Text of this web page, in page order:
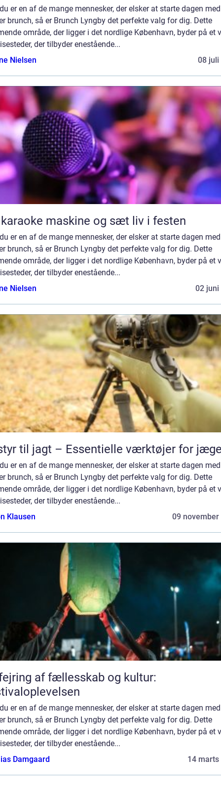
er en af de mange mennesker, der elsker at starte dagen
brunch, så er Brunch Lyngby det perfekte valg for dig. Dette
område, der ligger i det nordlige København, byder på et
der tilbyder enestående...
Nielsen
08 juli
maskine og sæt liv i festen
er en af de mange mennesker, der elsker at starte dagen
brunch, så er Brunch Lyngby det perfekte valg for dig. Dette
område, der ligger i det nordlige København, byder på et
der tilbyder enestående...
Nielsen
02 juni
til jagt – Essentielle værktøjer for
er en af de mange mennesker, der elsker at starte dagen
brunch, så er Brunch Lyngby det perfekte valg for dig. Dette
område, der ligger i det nordlige København, byder på et
der tilbyder enestående...
Klausen
09 november
af fællesskab og kultur:
er en af de mange mennesker, der elsker at starte dagen
brunch, så er Brunch Lyngby det perfekte valg for dig. Dette
område, der ligger i det nordlige København, byder på et
der tilbyder enestående...
Damgaard
14 marts